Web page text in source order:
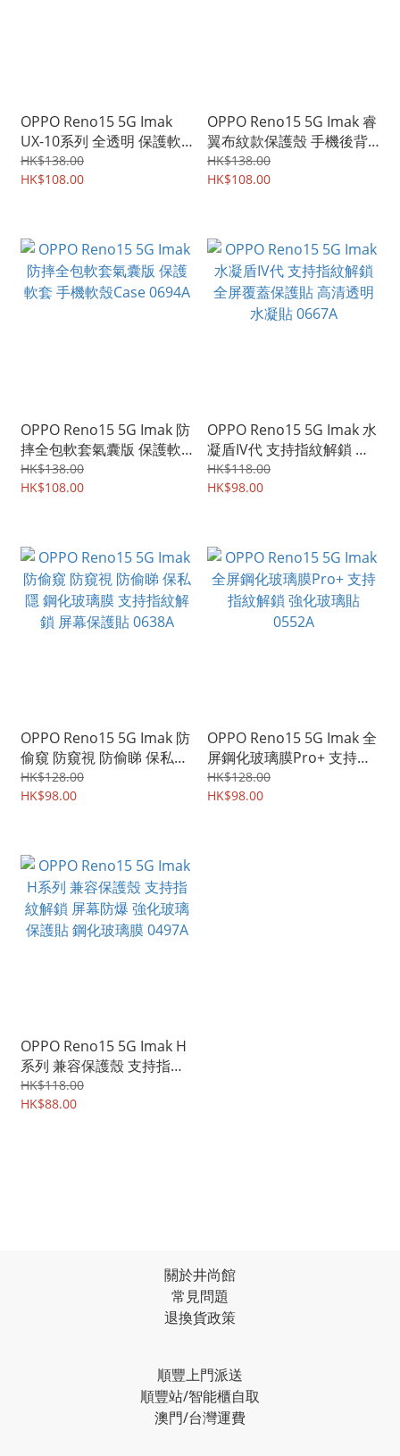
OPPO Reno15 5G Imak
UX-10系列 全透明 保護軟
套 手機軟殼Case 2214A
HK$138.00
HK$108.00
OPPO Reno15 5G Imak 睿
翼布紋款保護殼 手機後背
硬殼Case Shell 2213A
HK$138.00
HK$108.00
OPPO Reno15 5G Imak 防
摔全包軟套氣囊版 保護軟
套 手機軟殼Case 0694A
HK$138.00
HK$108.00
OPPO Reno15 5G Imak 水
凝盾IV代 支持指紋解鎖 全
屏覆蓋保護貼 高清透明 水
凝貼 0667A
HK$118.00
HK$98.00
OPPO Reno15 5G Imak 防
偷窺 防窺視 防偷睇 保私隱
鋼化玻璃膜 支持指紋解鎖
屏幕保護貼 0638A
HK$128.00
HK$98.00
OPPO Reno15 5G Imak 全
屏鋼化玻璃膜Pro+ 支持指
紋解鎖 強化玻璃貼 0552A
HK$128.00
HK$98.00
OPPO Reno15 5G Imak H
系列 兼容保護殼 支持指紋
解鎖 屏幕防爆 強化玻璃保
護貼 鋼化玻璃膜 0497A
HK$118.00
HK$88.00
關於井尚館
常見問題
退換貨政策
順豐上門派送
順豐站/智能櫃自取
澳門/台灣運費